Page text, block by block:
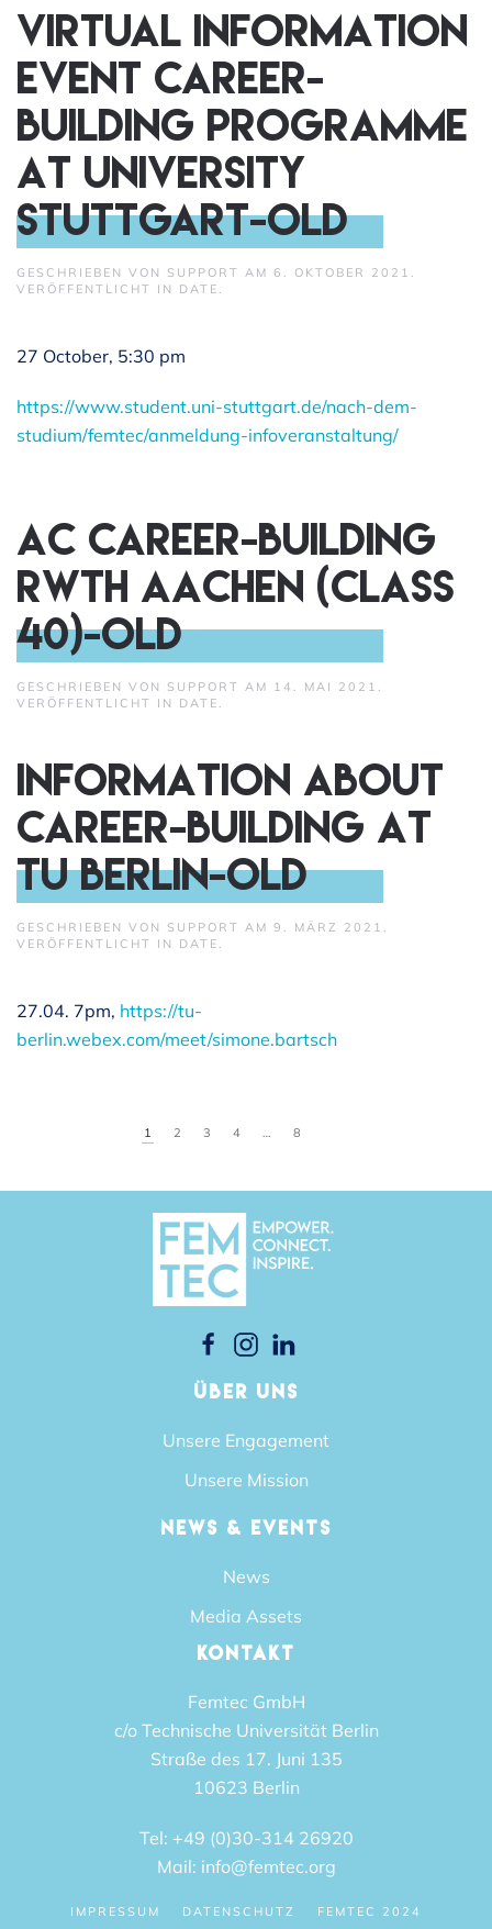
Virtual Information
Event Career-
Building Programme
at University
Stuttgart-old
GESCHRIEBEN VON SUPPORT AM 6. OKTOBER 2021 .
VERÖFFENTLICHT IN DATE.
27 October, 5:30 pm
https://www.student.uni-stuttgart.de/nach-dem-
studium/femtec/anmeldung-infoveranstaltung/
AC CAREER-BUILDING
RWTH Aachen (Class
40)-old
GESCHRIEBEN VON SUPPORT AM 14. MAI 2021 .
VERÖFFENTLICHT IN DATE.
Information about
Career-Building at
TU Berlin-old
GESCHRIEBEN VON SUPPORT AM 9. MÄRZ 2021 .
VERÖFFENTLICHT IN DATE.
27.04. 7pm, https://tu-
berlin.webex.com/meet/simone.bartsch
1 2 3 4 8
ÜBER UNS
Unsere Engagement
Unsere Mission
NEWS & EVENTS
News
Media Assets
KONTAKT
Femtec GmbH
c/o Technische Universität Berlin
Straße des 17. Juni 135
10623 Berlin
Tel: +49 (0)30-314 26920
Mail: info@femtec.org
IMPRESSUM DATENSCHUTZ FEMTEC 2024